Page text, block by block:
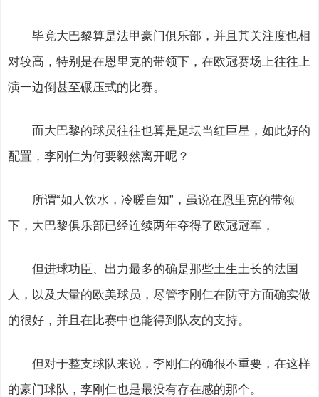
毕竟大巴黎算是法甲豪门俱乐部，并且其关注度也相
对较高，特别是在恩里克的带领下，在欧冠赛场上往往上
演一边倒甚至碾压式的比赛。
而大巴黎的球员往往也算是足坛当红巨星，如此好的
配置，李刚仁为何要毅然离开呢？
所谓“如人饮水，冷暖自知”，虽说在恩里克的带领
下，大巴黎俱乐部已经连续两年夺得了欧冠冠军，
但进球功臣、出力最多的确是那些土生土长的法国
人，以及大量的欧美球员，尽管李刚仁在防守方面确实做
的很好，并且在比赛中也能得到队友的支持。
但对于整支球队来说，李刚仁的确很不重要，在这样
的豪门球队，李刚仁也是最没有存在感的那个。